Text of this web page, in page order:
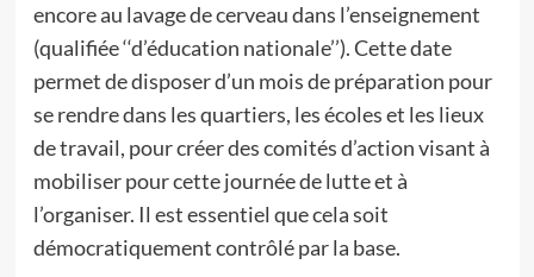
encore au lavage de cerveau dans l’enseignement
(qualifiée ‘‘d’éducation nationale’’). Cette date
permet de disposer d’un mois de préparation pour
se rendre dans les quartiers, les écoles et les lieux
de travail, pour créer des comités d’action visant à
mobiliser pour cette journée de lutte et à
l’organiser. Il est essentiel que cela soit
démocratiquement contrôlé par la base.